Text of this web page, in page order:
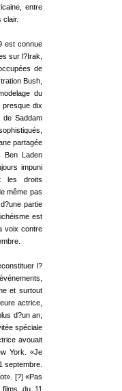
entre
clair.
est connue
sur l?Irak,
de
Bush,
du
presque dix
Saddam
partagée
Ben Laden
impuni
les droits
même pas
partie
est
voix contre
l?
et surtout
actrice,
d?un an,
spéciale
avouait
York. «Je
septembre.
[?] «Pas
du 11